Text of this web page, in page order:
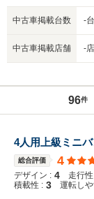
中古車掲載台数 -台
中古車掲載店舗 -
96件
4人用上級ミニ
総合評価 4
デザイン : 4 走行
積載性 : 3 運転し